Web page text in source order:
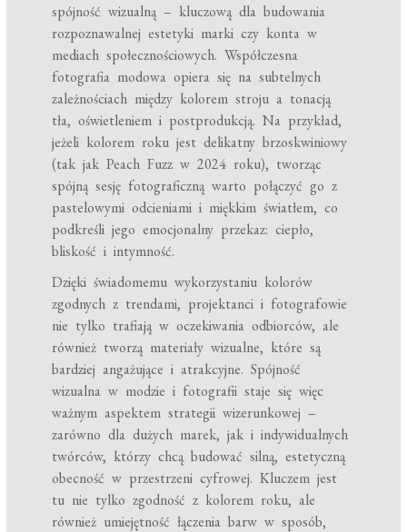
spójność wizualną – kluczową dla budowania
rozpoznawalnej estetyki marki czy konta w
mediach społecznościowych. Współczesna
fotografia modowa opiera się na subtelnych
zależnościach między kolorem stroju a tonacją
tła, oświetleniem i postprodukcją. Na przykład,
jeżeli kolorem roku jest delikatny brzoskwiniowy
(tak jak Peach Fuzz w 2024 roku), tworząc
spójną sesję fotograficzną warto połączyć go z
pastelowymi odcieniami i miękkim światłem, co
podkreśli jego emocjonalny przekaz: ciepło,
bliskość i intymność.
Dzięki świadomemu wykorzystaniu kolorów
zgodnych z trendami, projektanci i fotografowie
nie tylko trafiają w oczekiwania odbiorców, ale
również tworzą materiały wizualne, które są
bardziej angażujące i atrakcyjne. Spójność
wizualna w modzie i fotografii staje się więc
ważnym aspektem strategii wizerunkowej –
zarówno dla dużych marek, jak i indywidualnych
twórców, którzy chcą budować silną, estetyczną
obecność w przestrzeni cyfrowej. Kluczem jest
tu nie tylko zgodność z kolorem roku, ale
również umiejętność łączenia barw w sposób,